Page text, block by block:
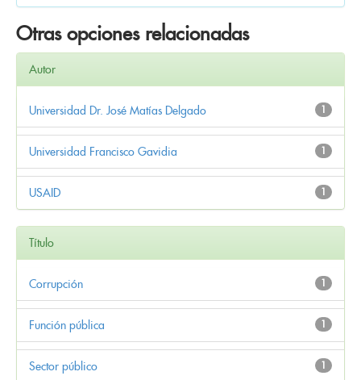
Otras opciones relacionadas
Autor
1
Universidad Dr. José Matías Delgado
1
Universidad Francisco Gavidia
1
USAID
Título
1
Corrupción
1
Función pública
1
Sector público